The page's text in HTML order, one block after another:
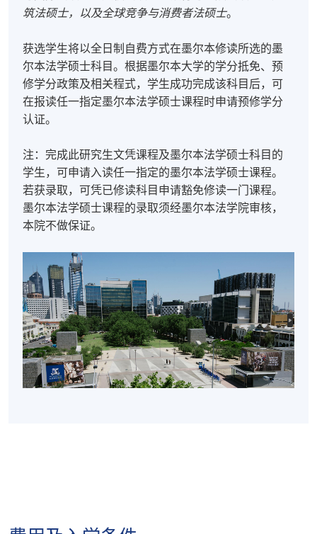
筑法硕士，以及全球竞争与消费者法硕士。
获选学生将以全日制自费方式在墨尔本修读所选的墨
尔本法学硕士科目。根据墨尔本大学的学分抵免、预
修学分政策及相关程式，学生成功完成该科目后，可
在报读任一指定墨尔本法学硕士课程时申请预修学分
认证。
注：完成此研究生文凭课程及墨尔本法学硕士科目的
学生，可申请入读任一指定的墨尔本法学硕士课程。
若获录取，可凭已修读科目申请豁免修读一门课程。
墨尔本法学硕士课程的录取须经墨尔本法学院审核，
本院不做保证。